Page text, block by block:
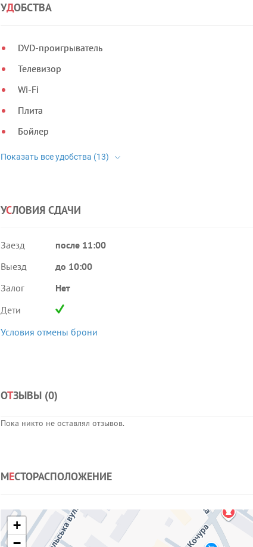
УДОБСТВА
DVD-проигрыватель
Телевизор
Wi-Fi
Плита
Бойлер
УСЛОВИЯ СДАЧИ
Заезд
после 11:00
Выезд
до 10:00
Залог
Нет
Дети
Условия отмены брони
ОТЗЫВЫ (0)
Пока никто не оставлял отзывов.
МЕСТОРАСПОЛОЖЕНИЕ
+
−